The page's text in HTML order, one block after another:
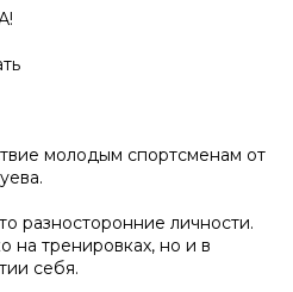
молодым спортсменам от
разносторонние личности.
на тренировках, но и в
себя.